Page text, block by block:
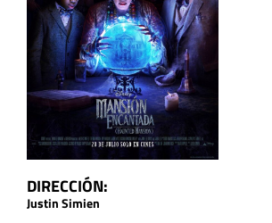
DIRECCIÓN:
Justin Simien